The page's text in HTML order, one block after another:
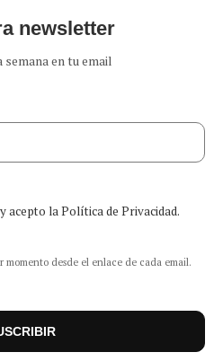
newsletter
semana en tu email
acepto la Política de Privacidad.
momento desde el enlace de cada email.